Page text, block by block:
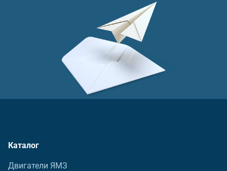
Каталог
Двигатели ЯМЗ